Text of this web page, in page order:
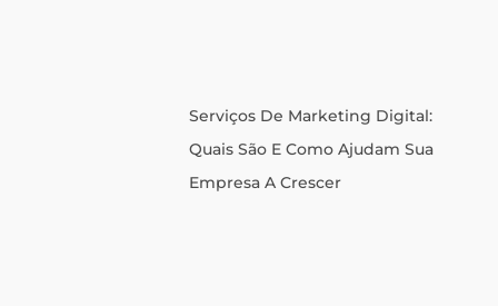
Serviços De Marketing Digital:
Quais São E Como Ajudam Sua
Empresa A Crescer